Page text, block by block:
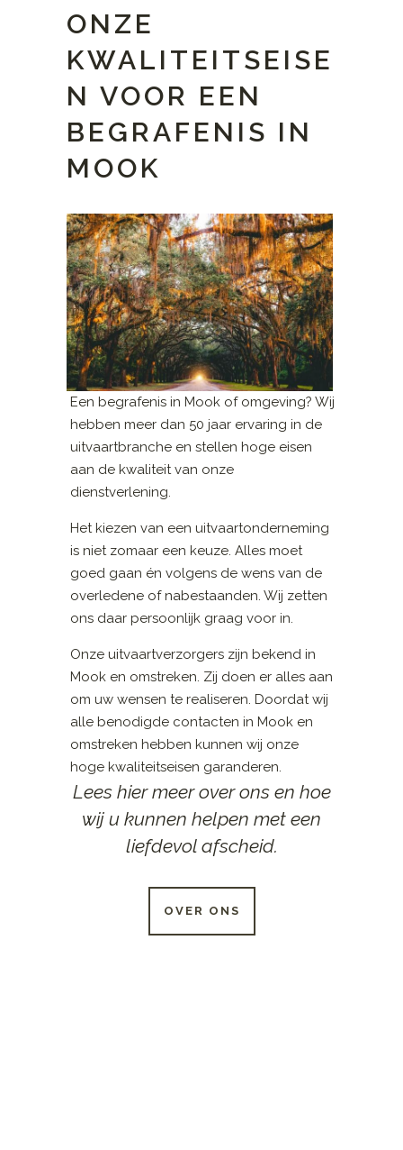
ONZE
KWALITEITSEISE
N VOOR EEN
BEGRAFENIS IN
MOOK
Een begrafenis in Mook of omgeving? Wij
hebben meer dan 50 jaar ervaring in de
uitvaartbranche en stellen hoge eisen
aan de kwaliteit van onze
dienstverlening.
Het kiezen van een uitvaartonderneming
is niet zomaar een keuze. Alles moet
goed gaan én volgens de wens van de
overledene of nabestaanden. Wij zetten
ons daar persoonlijk graag voor in.
Onze uitvaartverzorgers zijn bekend in
Mook en omstreken. Zij doen er alles aan
om uw wensen te realiseren. Doordat wij
alle benodigde contacten in Mook en
omstreken hebben kunnen wij onze
hoge kwaliteitseisen garanderen.
Lees hier meer over ons en hoe
wij u kunnen helpen met een
liefdevol afscheid.
OVER ONS